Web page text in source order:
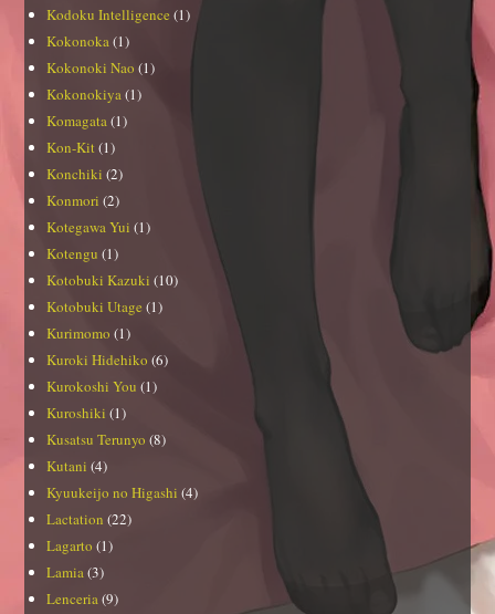
Kodoku Intelligence (1)
Kokonoka(1)
Kokonoki Nao (1)
Kokonokiya(1)
Komagata(1)
Kon-Kit (1)
Konchiki (2)
Konmori (2)
Kotegawa Yui (1)
Kotengu (1)
Kotobuki Kazuki (10)
Kotobuki Utage (1)
Kurimomo (1)
Kuroki Hidehiko (6)
Kurokoshi You (1)
Kuroshiki (1)
Kusatsu Terunyo (8)
Kutani (4)
Kyuukeijo no Higashi (4)
Lactation (22)
Lagarto (1)
Lamia(3)
Lenceria(9)